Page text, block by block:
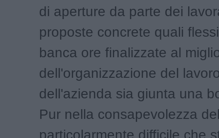
di aperture da parte dei
proposte concrete quali
banca ore finalizzate al
dell'organizzazione del
dell'azienda sia giunta una
Pur nella consapevolezza